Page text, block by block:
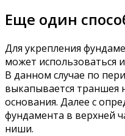
Еще один
Для укрепления
может использоваться
В данном случае по
выкапывается траншея
основания. Далее с
фундамента в верхней
ниши.